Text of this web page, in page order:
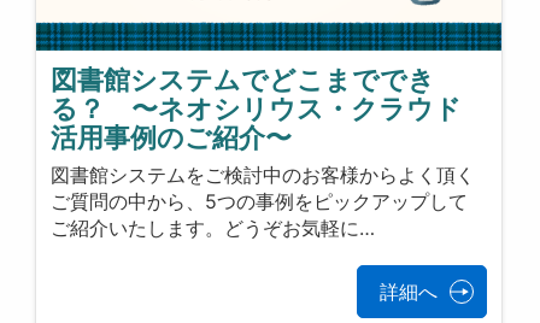
図書館システムでどこまででき
る？ 〜ネオシリウス・クラウド
活用事例のご紹介〜
図書館システムをご検討中のお客様からよく頂く
ご質問の中から、5つの事例をピックアップして
ご紹介いたします。どうぞお気軽に…
詳細へ